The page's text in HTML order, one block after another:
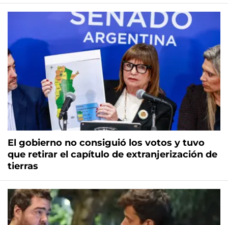
El gobierno no consiguió los votos y tuvo
que retirar el capítulo de extranjerización de
tierras